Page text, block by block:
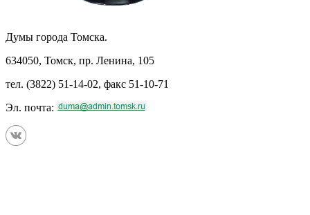
Думы города Томска.
634050, Томск, пр. Ленина, 105
тел. (3822) 51-14-02, факс 51-10-71
Эл. почта: